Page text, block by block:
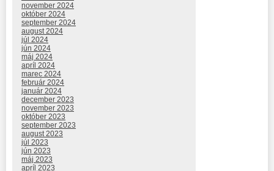
november 2024
október 2024
september 2024
august 2024
júl 2024
jún 2024
máj 2024
apríl 2024
marec 2024
február 2024
január 2024
december 2023
november 2023
október 2023
september 2023
august 2023
júl 2023
jún 2023
máj 2023
apríl 2023